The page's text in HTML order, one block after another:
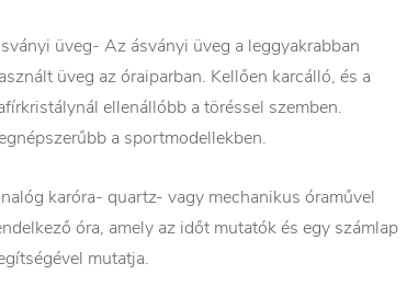
üveg- Az ásványi üveg a leggyakrabban
üveg az óraiparban. Kellően karcálló, és a
ellenállóbb a töréssel szemben.
a sportmodellekben.
karóra- quartz- vagy mechanikus óraművel
óra, amely az időt mutatók és egy számlap
mutatja.